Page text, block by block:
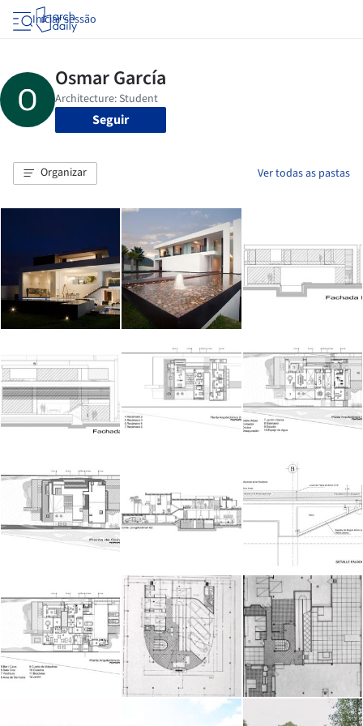
Iniciar sessão
Seguir
Organizar Ver todas as pastas